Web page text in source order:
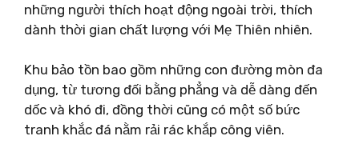
những người thích hoạt động ngoài trời, thích
dành thời gian chất lượng với Mẹ Thiên nhiên.
Khu bảo tồn bao gồm những con đường mòn đa
dụng, từ tương đối bằng phẳng và dễ dàng đến
dốc và khó đi, đồng thời cũng có một số bức
tranh khắc đá nằm rải rác khắp công viên.